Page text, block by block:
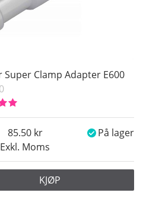
Super Clamp Adapter E600
Exkl. Moms
85.50 På lager
KJØP